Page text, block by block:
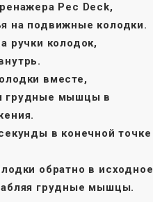
Pec Deck,
на подвижные колодки.
ручки колодок,
вместе,
грудные мышцы в
в конечной точке
обратно в исходное
грудные мышцы.